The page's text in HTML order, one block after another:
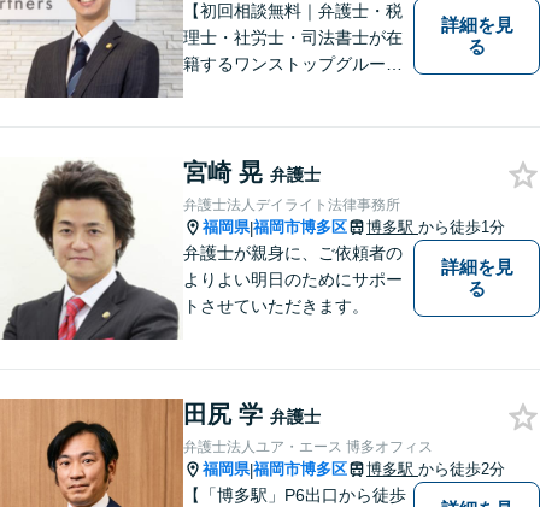
【初回相談無料｜弁護士・税
理士・社労士・司法書士が在
籍するワンストップグルー
等複数士業の知識が必要な案
件を一括して対応。九州トッ
プクラスの豊富な実績。
詳細を見
る
宮崎 晃 弁護士
弁護士法人デイライト法律事務所
福岡県|福岡市博多区 博多駅 から徒歩1分
弁護士が親身に、ご依頼者の
よりよい明日のためにサポー
トさせていただきます。
詳細を見
る
田尻 学 弁護士
弁護士法人ユア・エース 博多オフィス
福岡県|福岡市博多区 博多駅 から徒歩2分
【「博多駅」P6出口から徒歩